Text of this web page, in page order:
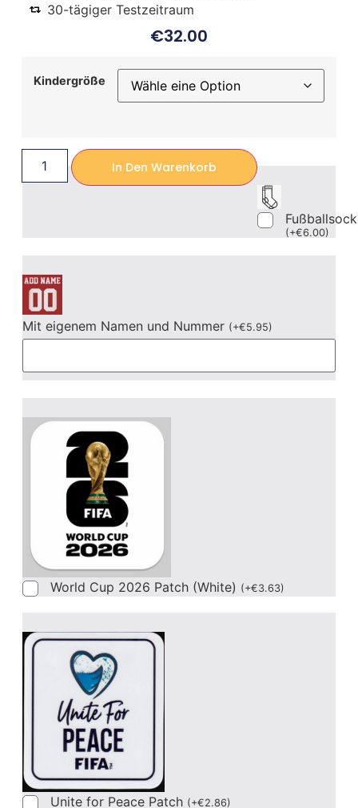
30-tägiger Testzeitraum
€32.00
Kindergröße
In Den Warenkorb
(+€6.00)
Mit eigenem Namen und Nummer (+€5.95)
World Cup 2026 Patch (White) (+€3.63)
Unite for Peace Patch (+€2.86)